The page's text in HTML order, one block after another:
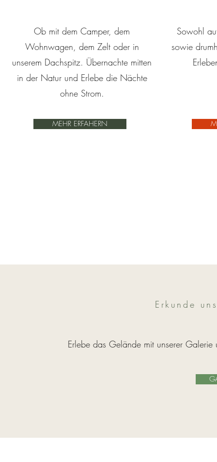
Ob mit dem Camper, dem
Wohnwagen, dem Zelt oder in
unserem Dachspitz. Übernachte mitten
in der Natur und Erlebe die Nächte
ohne Strom.
MEHR ERFAHERN
Sowohl
sowie
Erkunde
Erlebe das Gelände mit unserer